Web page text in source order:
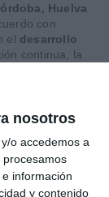
nosotros
o accedemos a
procesamos
información
y contenido
Huelva
con
el desarrollo
continua, la
respaldo de
una visión
el valor de la
ha
, tras la